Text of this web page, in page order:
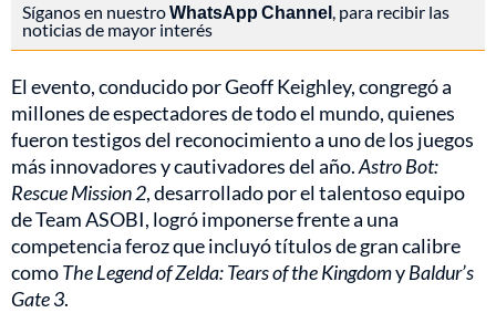
Síganos en nuestroWhatsApp Channel, para recibir las
noticias de mayor interés
El evento, conducido por Geoff Keighley, congregó a
millones de espectadores de todo el mundo, quienes
fueron testigos del reconocimiento a uno de los juegos
más innovadores y cautivadores del año.Astro Bot:
Rescue Mission 2, desarrollado por el talentoso equipo
de Team ASOBI, logró imponerse frente a una
competencia feroz que incluyó títulos de gran calibre
comoThe Legend of Zelda: Tears of the KingdomyBaldur’s
Gate 3.